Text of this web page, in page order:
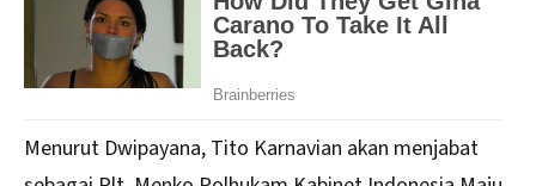
Menurut Dwipayana, Tito Karnavian akan menjabat